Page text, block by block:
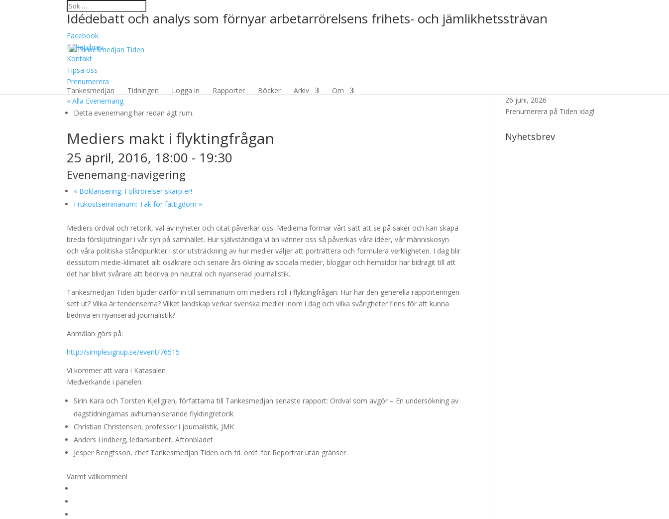
Idédebatt och analys som förnyar arbetarrörelsens frihets- och jämlikhetssträvan
Facebook
Nyhetsbrev
Kontakt
Tipsa oss
Prenumerera
Tankesmedjan
Tidningen Logga in Rapporter Böcker Arkiv
Om
« Alla Evenemang
Detta evenemang har redan ägt rum.
Mediers makt i flyktingfrågan
25 april, 2016, 18:00 - 19:30
Evenemang-navigering
« Boklansering: Folkrörelser skärp er!
Frukostseminarium: Tak för fattigdom »
Mediers ordval och retorik, val av nyheter och citat påverkar oss. Medierna formar vårt sätt att se på saker och kan skapa
breda förskjutningar i vår syn på samhället. Hur självständiga vi än känner oss så påverkas våra idéer, vår människosyn
och våra politiska ståndpunkter i stor utsträckning av hur medier väljer att porträttera och formulera verkligheten. I dag blir
dessutom medie-klimatet allt osäkrare och senare års ökning av sociala medier, bloggar och hemsidor har bidragit till att
det har blivit svårare att bedriva en neutral och nyanserad journalistik.
Tankesmedjan Tiden bjuder därför in till seminarium om mediers roll i flyktingfrågan: Hur har den generella rapporteringen
sett ut? Vilka är tendenserna? Vilket landskap verkar svenska medier inom i dag och vilka svårigheter finns för att kunna
bedriva en nyanserad journalistik?
Anmälan görs på:
http://simplesignup.se/event/76515
Vi kommer att vara i Katasalen
Medverkande i panelen:
Sirin Kara och Torsten Kjellgren, författarna till Tankesmedjan senaste rapport: Ordval som avgör – En undersökning av
dagstidningarnas avhumaniserande flyktingretorik
Christian Christensen, professor i journalistik, JMK
Anders Lindberg, ledarskribent, Aftonbladet
Jesper Bengtsson, chef Tankesmedjan Tiden och fd. ordf. för Reportrar utan gränser
Varmt välkommen!
26 juni, 2026
Prenumerera på Tiden idag!
Nyhetsbrev